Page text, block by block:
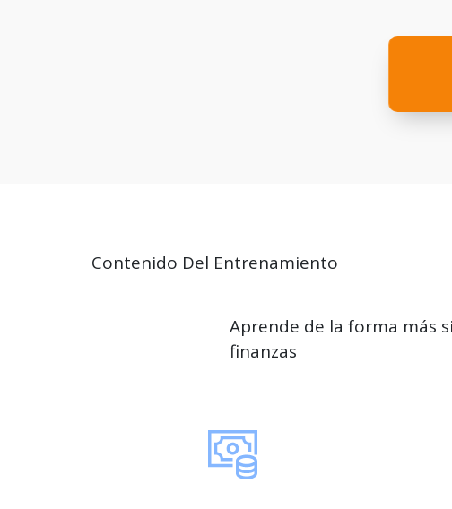
Contenido Del Entrenamiento
Aprende de la forma más
finanzas